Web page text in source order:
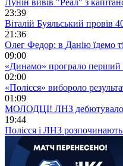
23:39
Віталій Буяльський провів
21:36
Олег Федор: в Данію їдемо
09:00
«Динамо» програло
02:00
«Полісся» вибороло
01:09
МОЛОДЦІ! ЛНЗ дебютувало
19:44
Полісся і ЛНЗ